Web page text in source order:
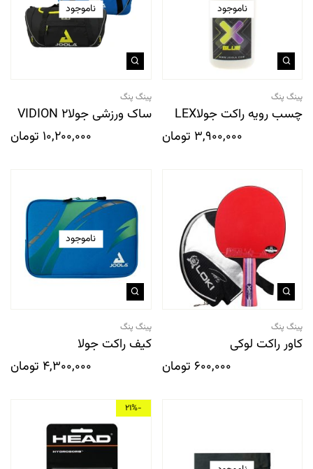
ناموجود
پینگ پنگ
چسب رویه راکت جولاLEX
3,900,000 تومان
ناموجود
پینگ پنگ
ساک ورزشی جولاVIDION 2
10,200,000 تومان
پینگ پنگ
کاور راکت لوکی
600,000 تومان
ناموجود
پینگ پنگ
کیف راکت جولا
4,300,000 تومان
-21%